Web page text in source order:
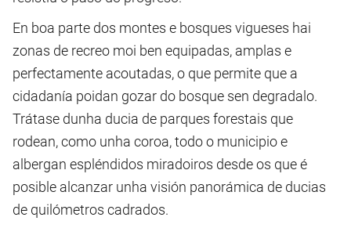
En boa parte dos montes e bosques vigueses hai
zonas de recreo moi ben equipadas, amplas e
perfectamente acoutadas, o que permite que a
cidadanía poidan gozar do bosque sen degradalo.
Trátase dunha ducia de parques forestais que
rodean, como unha coroa, todo o municipio e
albergan espléndidos miradoiros desde os que é
posible alcanzar unha visión panorámica de ducias
de quilómetros cadrados.